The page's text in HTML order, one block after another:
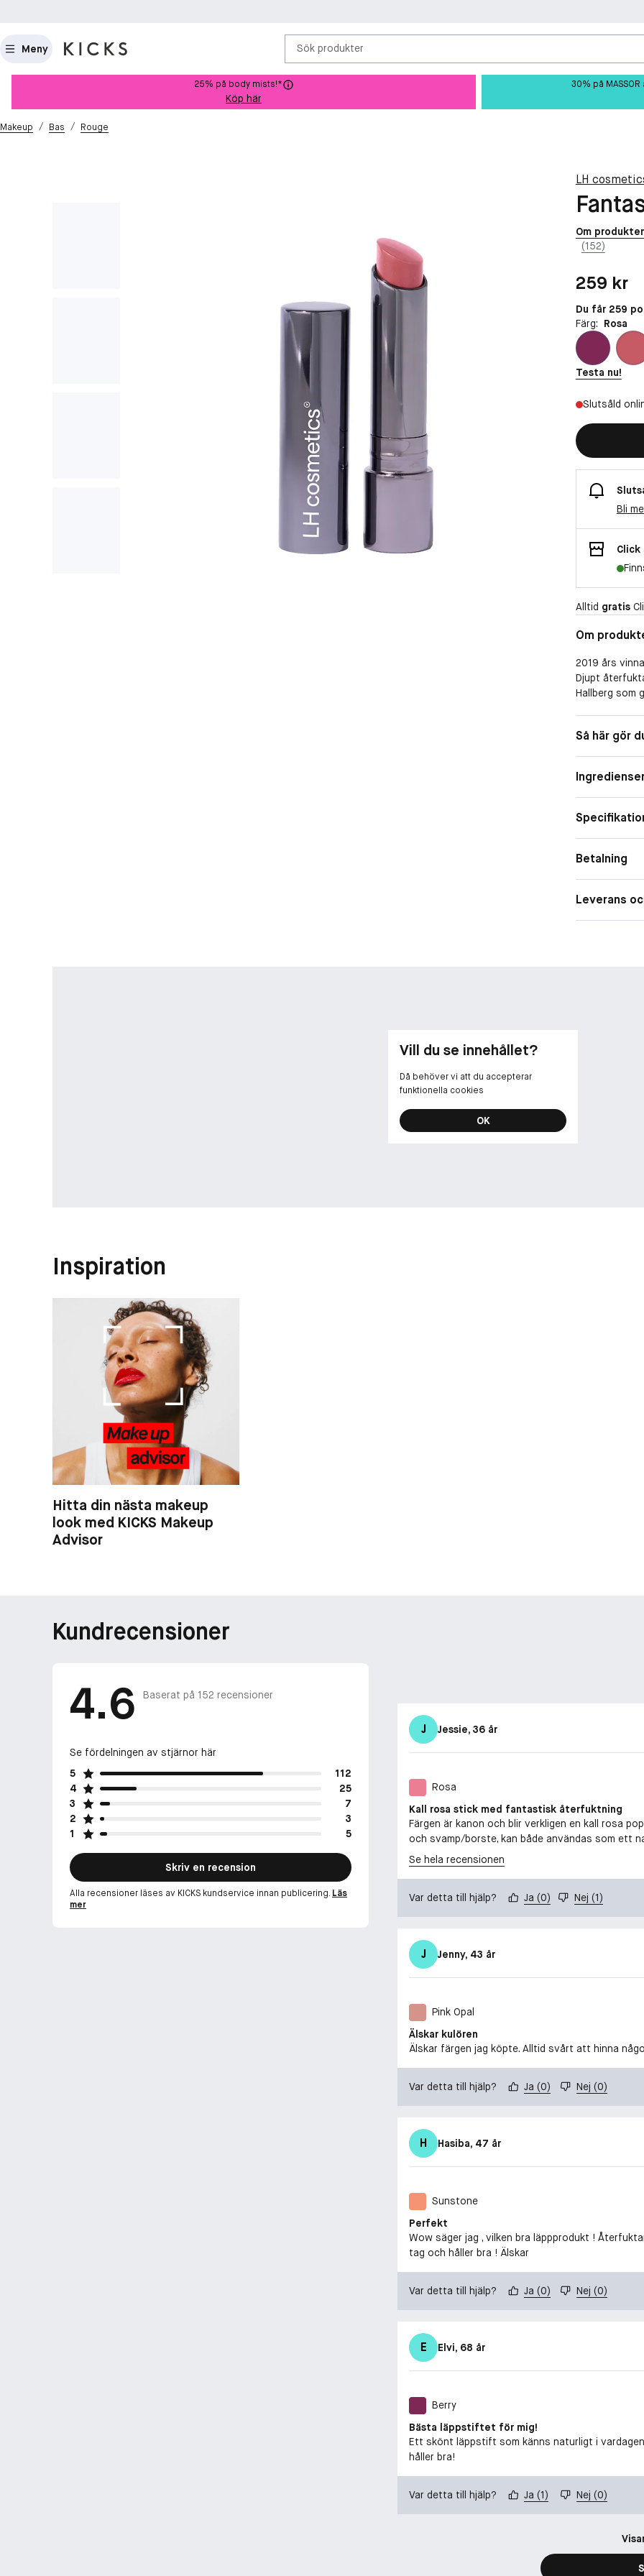
Meny Sök produkter
25% på body mists!*
Köp här
30% på
Makeup / Bas / Rouge
LH
Om
(152)
Färg: Rosa
Testa nu!
Pris: 259 kr
259 kr
Du får 259
Slutsåld
Bli
Alltid gratis
Om
2019 års
Djupt
Hallberg som
Fantastick
fantastiskt
känns torra
kan komma
KICKS
Så här gör
Betalning
Leverans
Vill du se innehållet?
Då behöver vi att du accepterar
funktionella cookies
OK
Inspiration
Hitta din nästa makeup
look med KICKS Makeup
Advisor
Kundrecensioner
4.6 Baserat på 152 recensioner
Se fördelningen av stjärnor här
5
112
4
25
3
7
2
3
1
5
Skriv en recension
Alla recensioner läses av KICKS kundservice innan publicering. Läs
mer
J Jessie, 36 år
Rosa
Kall rosa stick med fantastisk återfuktning
Färgen är kanon och blir verkligen en kall rosa
och svamp/borste, kan både användas som ett
Se hela recensionen
Var detta till hjälp? Ja (0) Nej (1)
J Jenny, 43 år
Pink Opal
Älskar kulören
Älskar färgen jag köpte. Alltid svårt att hinna
Var detta till hjälp? Ja (0) Nej (0)
H Hasiba, 47 år
Sunstone
Perfekt
Wow säger jag , vilken bra läppprodukt !
tag och håller bra ! Älskar
Var detta till hjälp? Ja (0) Nej (0)
E Elvi, 68 år
Berry
Bästa läppstiftet för mig!
Ett skönt läppstift som känns naturligt i
håller bra!
Var detta till hjälp? Ja (1) Nej (0)